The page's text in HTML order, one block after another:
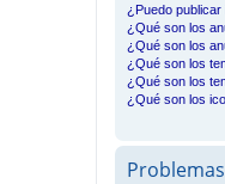
¿Puedo publicar
¿Qué son los
¿Qué son los
¿Qué son los
¿Qué son los
¿Qué son los